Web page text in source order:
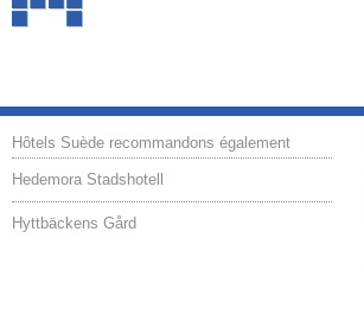
Hôtels Suède recommandons également
Hedemora Stadshotell
Hyttbäckens Gård